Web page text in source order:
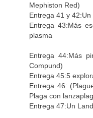
Mephiston Red)
Entrega 41 y
Entrega 43:Más
plasma
Entrega 44:Más
Compund)
Entrega 45:5
Entrega 46:
Plaga con
Entrega 47:Un